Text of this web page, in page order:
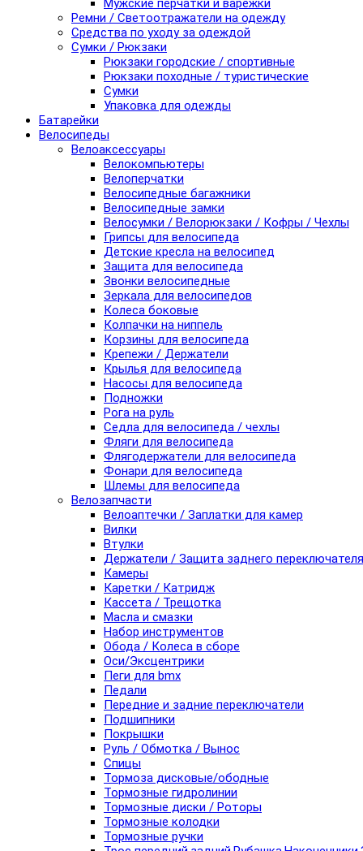
Мужские перчатки и варежки
Ремни / Светоотражатели на одежду
Средства по уходу за одеждой
Сумки / Рюкзаки
Рюкзаки городские / спортивные
Рюкзаки походные / туристические
Сумки
Упаковка для одежды
Батарейки
Велосипеды
Велоаксессуары
Велокомпьютеры
Велоперчатки
Велосипедные багажники
Велосипедные замки
Велосумки / Велорюкзаки / Кофры / Чехлы
Грипсы для велосипеда
Детские кресла на велосипед
Защита для велосипеда
Звонки велосипедные
Зеркала для велосипедов
Колеса боковые
Колпачки на ниппель
Корзины для велосипеда
Крепежи / Держатели
Крылья для велосипеда
Насосы для велосипеда
Подножки
Рога на руль
Седла для велосипеда / чехлы
Фляги для велосипеда
Флягодержатели для велосипеда
Фонари для велосипеда
Шлемы для велосипеда
Велозапчасти
Велоаптечки / Заплатки для камер
Вилки
Втулки
Держатели / Защита заднего переключателя
Камеры
Каретки / Катридж
Кассета / Трещотка
Масла и смазки
Набор инструментов
Обода / Колеса в сборе
Оси/Эксцентрики
Пеги для bmx
Педали
Передние и задние переключатели
Подшипники
Покрышки
Руль / Обмотка / Вынос
Спицы
Тормоза дисковые/ободные
Тормозные гидролинии
Тормозные диски / Роторы
Тормозные колодки
Тормозные ручки